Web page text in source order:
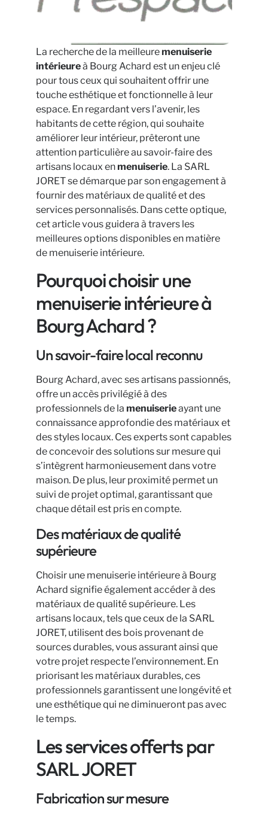
La recherche de la meilleuremenuiserie
intérieureà Bourg Achard est un enjeu clé
pour tous ceux qui souhaitent offrir une
touche esthétique et fonctionnelle à leur
espace. En regardant vers l’avenir, les
habitants de cette région, qui souhaite
améliorer leur intérieur, prêteront une
attention particulière au savoir-faire des
artisans locaux enmenuiserie. La SARL
JORET se démarque par son engagement à
fournir des matériaux de qualité et des
services personnalisés. Dans cette optique,
cet article vous guidera à travers les
meilleures options disponibles en matière
de menuiserie intérieure.
Pourquoi choisir une
menuiserie intérieure à
Bourg Achard ?
Un savoir-faire local reconnu
Bourg Achard, avec ses artisans passionnés,
offre un accès privilégié à des
professionnels de la menuiserieayant une
connaissance approfondie des matériaux et
des styles locaux. Ces experts sont capables
de concevoir des solutions sur mesure qui
s’intègrent harmonieusement dans votre
maison. De plus, leur proximité permet un
suivi de projet optimal, garantissant que
chaque détail est pris en compte.
Des matériaux de qualité
supérieure
Choisir une menuiserie intérieure à Bourg
Achard signifie également accéder à des
matériaux de qualité supérieure. Les
artisans locaux, tels que ceux de la SARL
JORET, utilisent des bois provenant de
sources durables, vous assurant ainsi que
votre projet respecte l’environnement. En
priorisant les matériaux durables, ces
professionnels garantissent une longévité et
une esthétique qui ne diminueront pas avec
le temps.
Les services offerts par
SARL JORET
Fabrication sur mesure